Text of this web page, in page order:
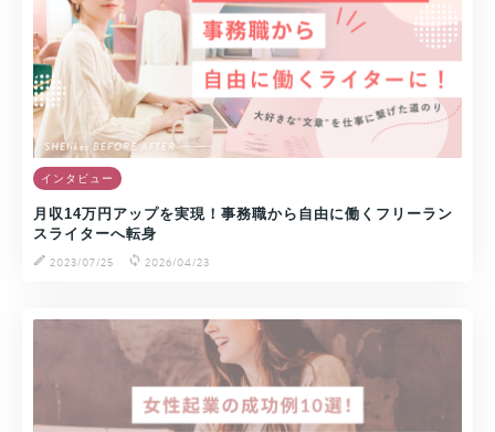
インタビュー
月収14万円アップを実現！事務職から自由に働くフリーラン
スライターへ転身
2023/07/25
2026/04/23